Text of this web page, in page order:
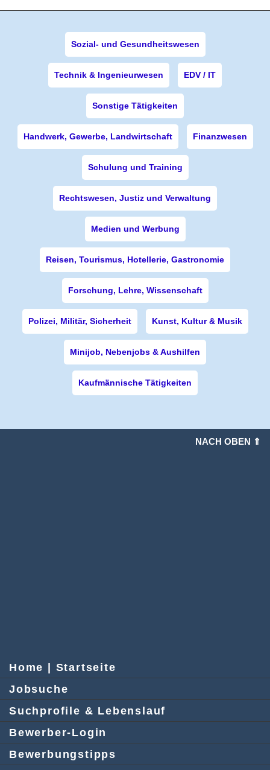
Sozial- und Gesundheitswesen
Technik & Ingenieurwesen EDV / IT
Sonstige Tätigkeiten
Handwerk, Gewerbe, Landwirtschaft Finanzwesen
Schulung und Training
Rechtswesen, Justiz und Verwaltung
Medien und Werbung
Reisen, Tourismus, Hotellerie, Gastronomie
Forschung, Lehre, Wissenschaft
Polizei, Militär, Sicherheit Kunst, Kultur & Musik
Minijob, Nebenjobs & Aushilfen
Kaufmännische Tätigkeiten
NACH OBEN ⇑
Home | Startseite
Jobsuche
Suchprofile & Lebenslauf
Bewerber-Login
Bewerbungstipps